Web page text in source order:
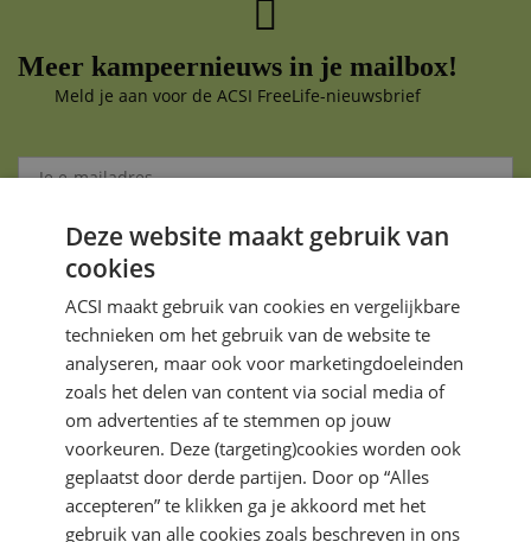
Meer kampeernieuws in je mailbox!
Meld je aan voor de ACSI FreeLife-nieuwsbrief
Aanmelden
Je gegevens zijn veilig en worden niet gedeeld met anderen
DIRECT NAAR
Deze website maakt gebruik van
cookies
ACSI maakt gebruik van cookies en vergelijkbare
technieken om het gebruik van de website te
analyseren, maar ook voor marketingdoeleinden
zoals het delen van content via social media of
om advertenties af te stemmen op jouw
voorkeuren. Deze (targeting)cookies worden ook
geplaatst door derde partijen. Door op “Alles
accepteren” te klikken ga je akkoord met het
gebruik van alle cookies zoals beschreven in ons